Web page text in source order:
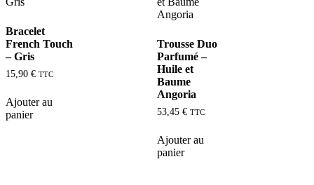
Bracelet
French Touch
– Gris
15,90 € TTC
Ajouter au
panier
Trousse Duo
Parfumé –
Huile et
Baume
Angoria
53,45 € TTC
Ajouter au
panier